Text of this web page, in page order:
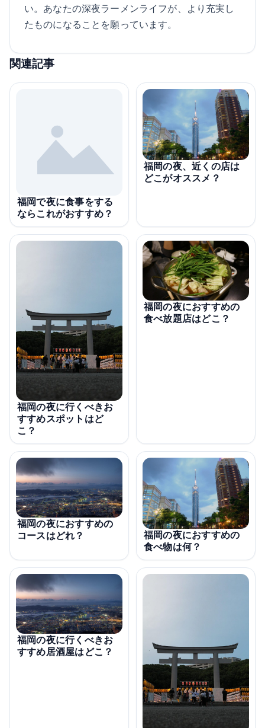
い。あなたの深夜ラーメンライフが、より充実し
たものになることを願っています。
関連記事
福岡で夜に食事をする
ならこれがおすすめ？
福岡の夜、近くの店は
どこがオススメ？
福岡の夜に行くべきお
すすめスポットはど
こ？
福岡の夜におすすめの
食べ放題店はどこ？
福岡の夜におすすめの
コースはどれ？
福岡の夜におすすめの
食べ物は何？
福岡の夜に行くべきお
すすめ居酒屋はどこ？